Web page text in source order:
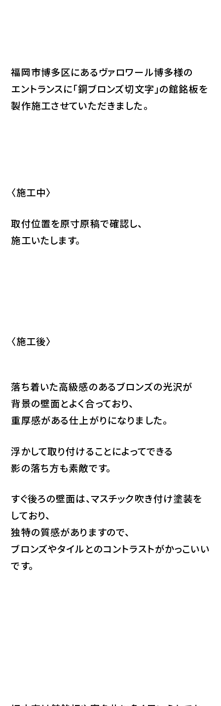
福岡市博多区にあるヴァロワール博多様の
エントランスに「銅ブロンズ切文字」の館銘板を
製作施工させていただきました。
〈施工中〉
取付位置を原寸原稿で確認し、
施工いたします。
〈施工後〉
落ち着いた高級感のあるブロンズの光沢が
背景の壁面とよく合っており、
重厚感がある仕上がりになりました。
浮かして取り付けることによってできる
影の落ち方も素敵です。
すぐ後ろの壁面は、マスチック吹き付け塗装を
しており、
独特の質感がありますので、
ブロンズやタイルとのコントラストがかっこいい
です。